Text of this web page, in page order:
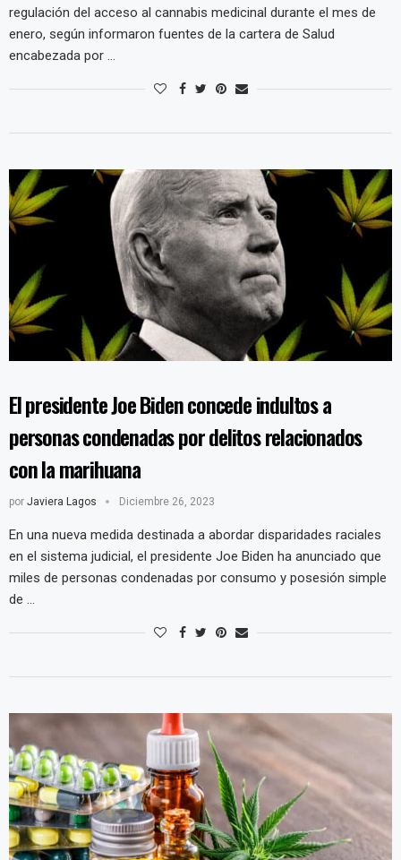
regulación del acceso al cannabis medicinal durante el mes de
enero, según informaron fuentes de la cartera de Salud
encabezada por …
El presidente Joe Biden concede indultos a
personas condenadas por delitos relacionados
con la marihuana
por Javiera Lagos Diciembre 26, 2023
En una nueva medida destinada a abordar disparidades raciales
en el sistema judicial, el presidente Joe Biden ha anunciado que
miles de personas condenadas por consumo y posesión simple
de …